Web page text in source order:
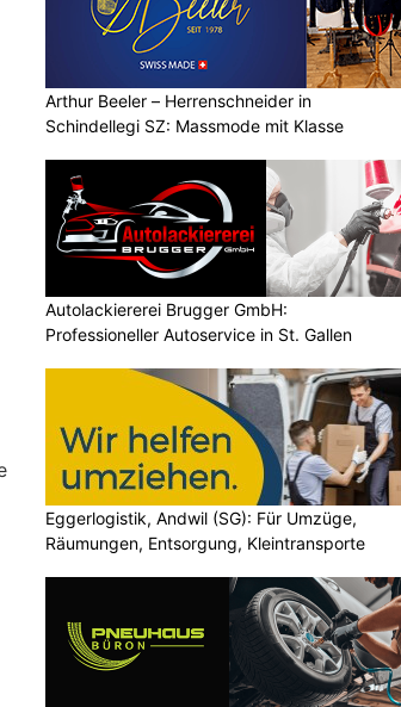
Arthur Beeler – Herrenschneider in
Schindellegi SZ: Massmode mit Klasse
Autolackiererei Brugger GmbH:
Professioneller Autoservice in St. Gallen
Eggerlogistik, Andwil (SG): Für Umzüge,
Räumungen, Entsorgung, Kleintransporte